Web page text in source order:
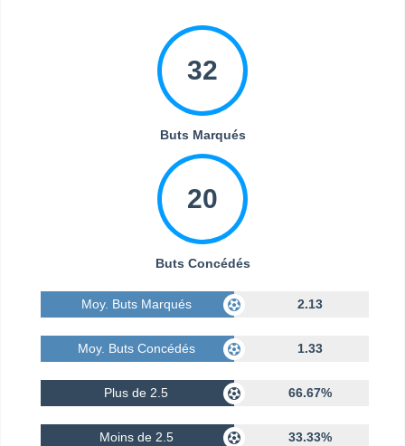
32
Buts Marqués
20
Buts Concédés
Moy. Buts Marqués 2.13
Moy. Buts Concédés 1.33
Plus de 2.5 66.67%
Moins de 2.5 33.33%